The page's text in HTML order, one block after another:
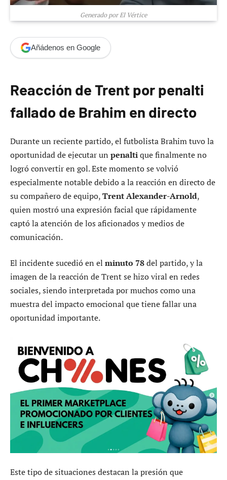
Generado por El Vértice
Añádenos en Google
Reacción de Trent por penalti
fallado de Brahim en directo
Durante un reciente partido, el futbolista Brahim tuvo la
oportunidad de ejecutar un penaltique finalmente no
logró convertir en gol. Este momento se volvió
especialmente notable debido a la reacción en directo de
su compañero de equipo,Trent Alexander-Arnold,
quien mostró una expresión facial que rápidamente
captó la atención de los aficionados y medios de
comunicación.
El incidente sucedió en el minuto 78del partido, y la
imagen de la reacción de Trent se hizo viral en redes
sociales, siendo interpretada por muchos como una
muestra del impacto emocional que tiene fallar una
oportunidad importante.
Este tipo de situaciones destacan la presión que